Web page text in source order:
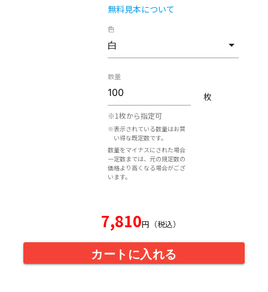
無料見本について
色
数量
※1枚から指定可
※表示されている数量はお買
い得な既定数です。
数量をマイナスにされた場合
一定数までは、元の規定数の
価格より高くなる場合がござ
います。
枚
7,810円（税込）
カートに入れる